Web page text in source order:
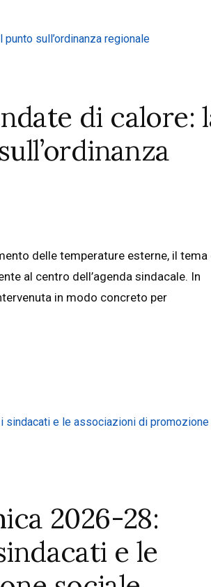
di calore:
delle temperature esterne, il tema
al centro dell’agenda sindacale. In
in modo concreto per
2026-28:
e le